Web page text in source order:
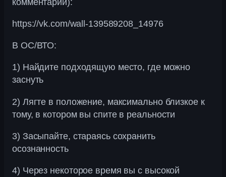
комментарии):
https://vk.com/wall-139589208_14976
В ОС/ВТО:
1) Найдите подходящую место, где можно
заснуть
2) Лягте в положение, максимально близкое к
тому, в котором вы спите в реальности
3) Засыпайте, стараясь сохранить
осознанность
4) Через некоторое время вы с высокой